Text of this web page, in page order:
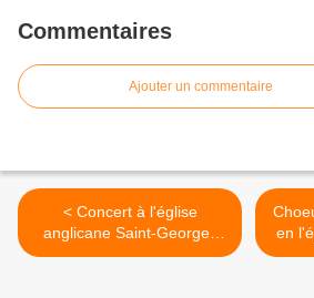
Commentaires
Ajouter un commentaire
< Concert à l'église
anglicane Saint-Georges
Paris 16e
en